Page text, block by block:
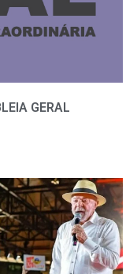
GERAL